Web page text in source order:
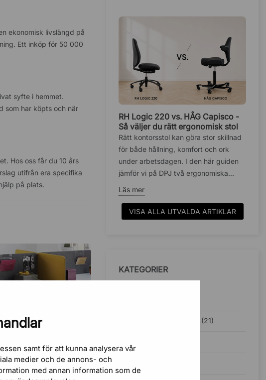
samt för att kunna analysera vår
medier och de annons- och
med annan information som de
ekonomisk livslängd på
Ett inköp för 50 000
syfte i hemmet.
som har köpts och när
Hos oss får du 10 års
utifrån era specifika
på plats.
- VÄLJ
MATERIAL FÖR ETT
RH Logic 220 vs. HÅG Capisco -
Så väljer du rätt ergonomisk stol
Rätt kontorsstol kan göra stor skillnad
för både hållning, komfort och ork
under arbetsdagen. I den här guiden
jämför vi på DPJ två ergonomiska...
Läs mer
VISA ALLA UTVALDA ARTIKLAR
KATEGORIER
Ergonomisk kontorsstol (21)